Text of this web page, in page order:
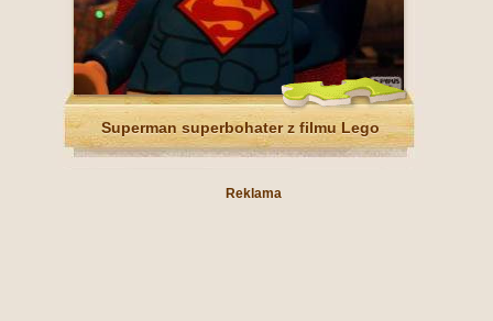
Superman superbohater z filmu Lego
Reklama